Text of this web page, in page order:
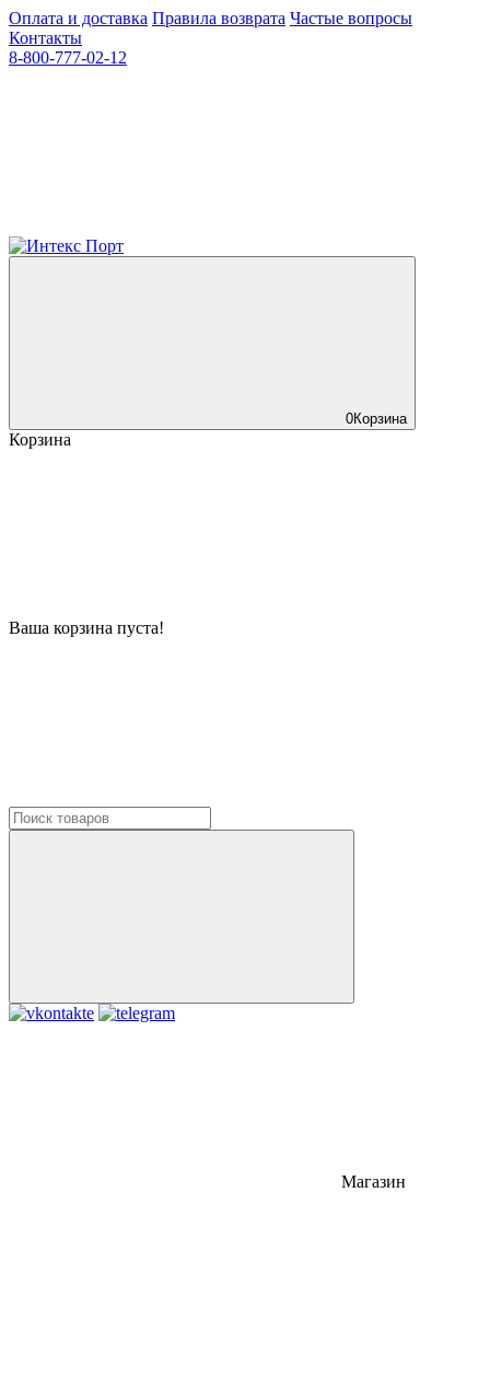
Оплата и доставка Правила возврата Частые вопросы
Контакты
8-800-777-02-12
0Корзина
Корзина
Ваша корзина пуста!
Магазин